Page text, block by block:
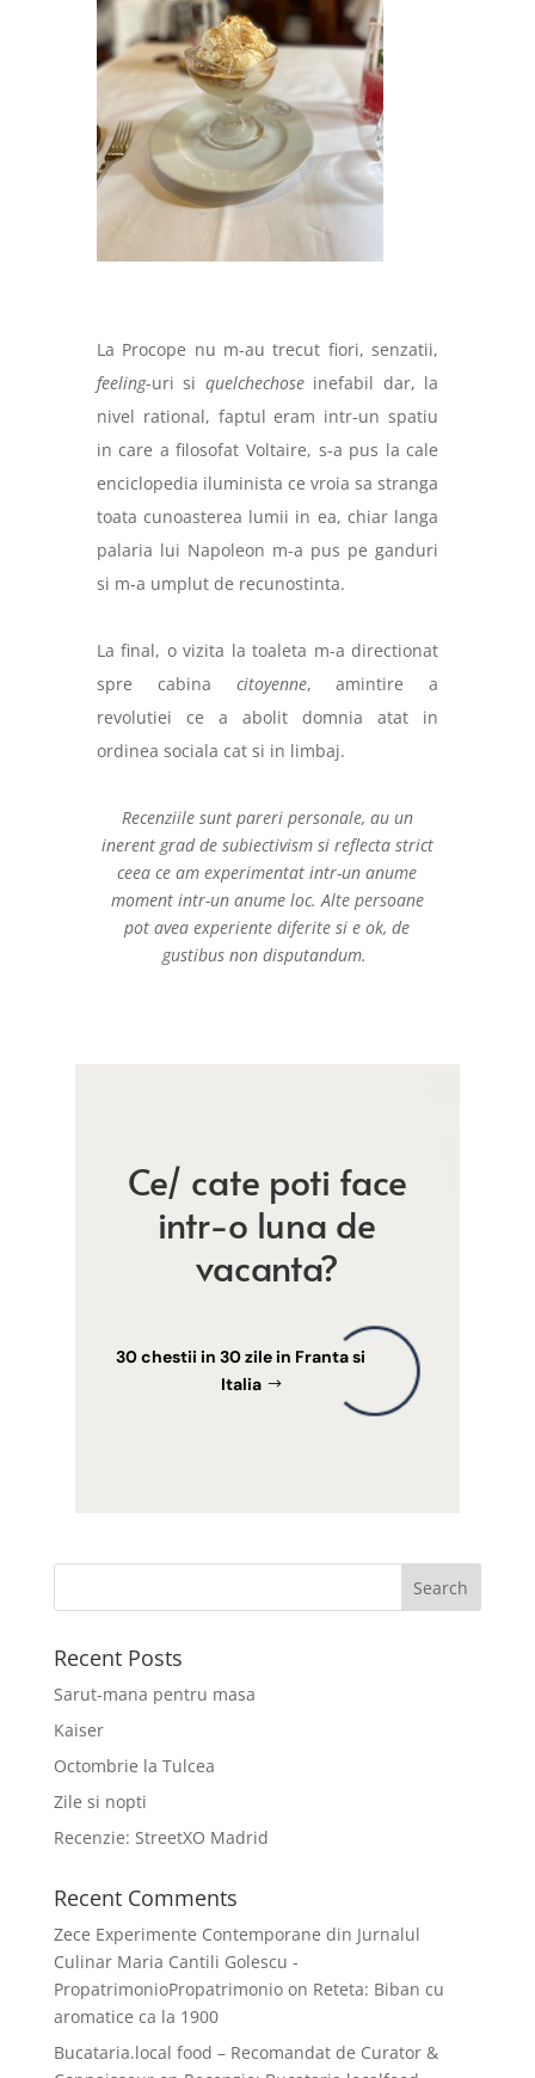
La Procope nu m-au trecut fiori, senzatii,
feeling-uri si quelchechoseinefabil dar, la
nivel rational, faptul eram intr-un spatiu
in care a filosofat Voltaire, s-a pus la cale
enciclopedia iluminista ce vroia sa stranga
toata cunoasterea lumii in ea, chiar langa
palaria lui Napoleon m-a pus pe ganduri
si m-a umplut de recunostinta.
La final, o vizita la toaleta m-a directionat
spre cabina citoyenne, amintire a
revolutiei ce a abolit domnia atat in
ordinea sociala cat si in limbaj.
Recenziile sunt pareri personale, au un
inerent grad de subiectivism si reflecta strict
ceea ce am experimentat intr-un anume
moment intr-un anume loc. Alte persoane
pot avea experiente diferite si e ok, de
gustibus non disputandum.
Ce/ cate poti face
intr-o luna de
vacanta?
30 chestii in 30 zile in Franta si
Italia
Recent Posts
Sarut-mana pentru masa
Kaiser
Octombrie la Tulcea
Zile si nopti
Recenzie: StreetXO Madrid
Recent Comments
Zece Experimente Contemporane din Jurnalul
Culinar Maria Cantili Golescu -
PropatrimonioPropatrimonioon Reteta: Biban cu
aromatice ca la 1900
Bucataria.local food – Recomandat de Curator &